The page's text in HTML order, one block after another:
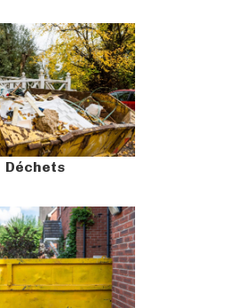
Déchets